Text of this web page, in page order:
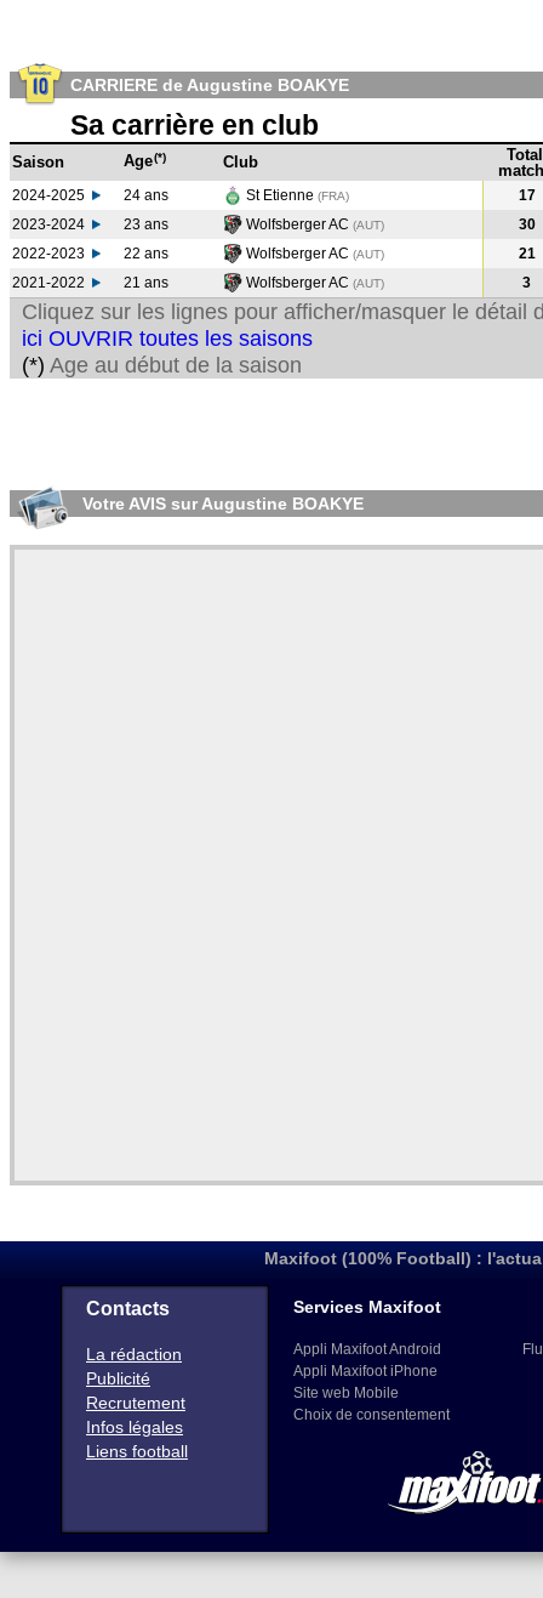
CARRIERE de Augustine BOAKYE
Sa carrière en club
Saison Age(*) Club
Total
2024-2025 24 ans St Etienne (FRA)
17
2023-2024
23 ans Wolfsberger AC (AUT)
30
2022-2023
22 ans Wolfsberger AC (AUT)
21
2021-2022
21 ans Wolfsberger AC (AUT) 3
Cliquez sur les lignes pour afficher/masquer le détail
ici OUVRIR toutes les saisons
(*) Age au début de la saison
Votre AVIS sur Augustine BOAKYE
Maxifoot (100% Football) :
Contacts
La rédaction
Publicité
Recrutement
Infos légales
Liens football
Services Maxifoot
Appli Maxifoot Android
Appli Maxifoot iPhone
Site web Mobile
Choix de consentement